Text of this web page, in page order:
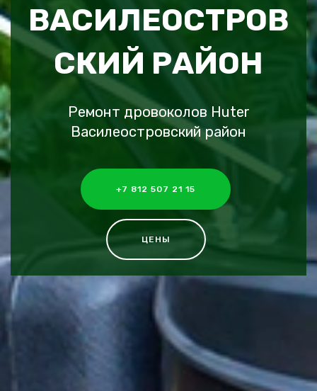
ВАСИЛЕОСТРОВ
СКИЙ РАЙОН
Ремонт дровоколов Huter
Василеостровский район
+7 812 507 21 15
ЦЕНЫ